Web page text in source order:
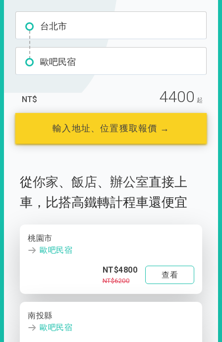
台北市
歐吧民宿
NT$ 4400 起
輸入地址、位置獲取報價 →
從你家、 飯店、 辦公室直接上
車， 比搭高鐵轉計程車還便宜
桃園市
歐吧民宿
NT$4800
NT$6200
查看
南投縣
歐吧民宿